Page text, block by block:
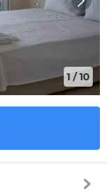
1 /10